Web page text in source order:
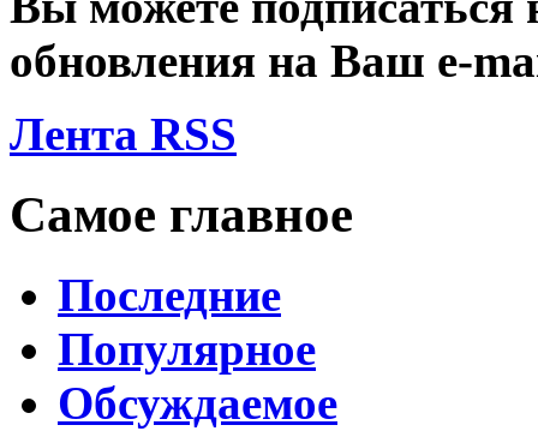
обновления на Ваш e-
Лента RSS
Самое главное
Последние
Популярное
Обсуждаемое